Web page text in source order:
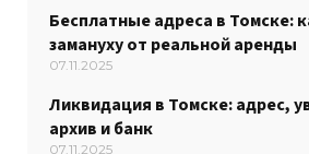
Бесплатные адреса в Томске:
замануху от реальной аренды
07.11.2025
Ликвидация в Томске: адрес,
архив и банк
07.11.2025